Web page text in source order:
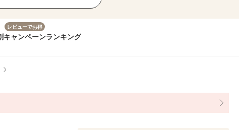
レビューでお得
キャンペーンランキング